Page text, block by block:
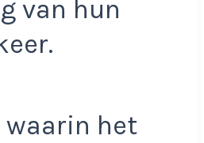
van hun
het